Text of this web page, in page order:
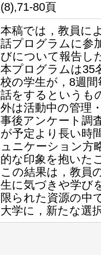
(8),71-80頁
本稿では，教員に
話プログラムに参
びについて報告し
本プログラムは35
校の学生が，8週
話をするというも
外は活動中の管理
事後アンケート調
が予定より長い時
ュニケーション方
的な印象を抱いた
この結果は，教員
生に気づきや学び
限られた資源の中
大学に，新たな選